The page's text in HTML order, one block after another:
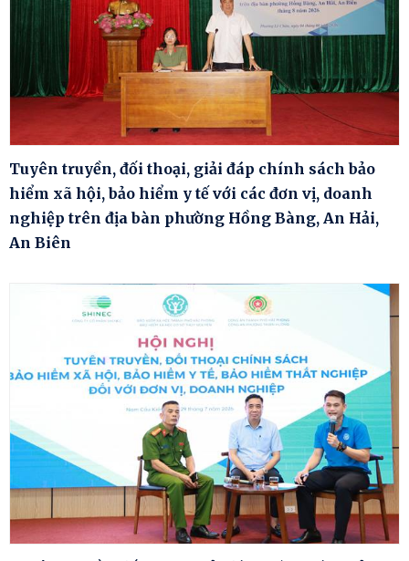
Tuyên truyền, đối thoại, giải đáp chính sách bảo
hiểm xã hội, bảo hiểm y tế với các đơn vị, doanh
nghiệp trên địa bàn phường Hồng Bàng, An Hải,
An Biên